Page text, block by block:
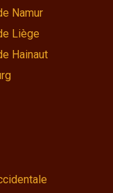
Namur
Liège
Hainaut